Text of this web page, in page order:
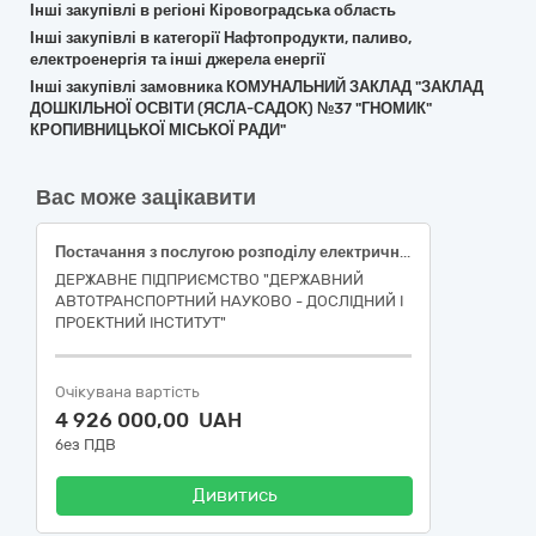
Інші закупівлі в регіоні Кіровоградська область
Інші закупівлі в категорії Нафтопродукти, паливо,
електроенергія та інші джерела енергії
Інші закупівлі замовника КОМУНАЛЬНИЙ ЗАКЛАД "ЗАКЛАД
ДОШКІЛЬНОЇ ОСВІТИ (ЯСЛА-САДОК) №37 "ГНОМИК"
КРОПИВНИЦЬКОЇ МІСЬКОЇ РАДИ"
Вас може зацікавити
Постачання з послугою розподілу електричної енергії для забезпечення потреб електроустановок Споживача за допомогою технічних засобів розподілу електричної енергії, за ДК 021:2015: 09310000 - 5 - Електрична енергія.
ДЕРЖАВНЕ ПІДПРИЄМСТВО "ДЕРЖАВНИЙ
АВТОТРАНСПОРТНИЙ НАУКОВО - ДОСЛІДНИЙ І
ПРОЕКТНИЙ ІНСТИТУТ"
Очікувана вартість
4 926 000,00 UAH
без ПДВ
Дивитись